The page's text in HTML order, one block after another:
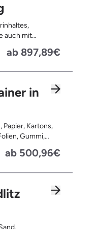
auch mit
Bauholz,
Eimer,
ab 897,89€
in
Papier, Kartons,
Metalle,
ab 500,96€